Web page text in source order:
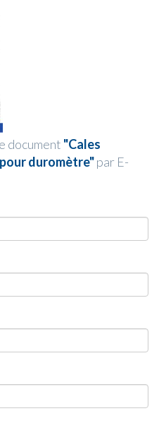
document "Cales
duromètre"par E-